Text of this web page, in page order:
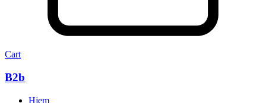
Cart
B2b
Hjem